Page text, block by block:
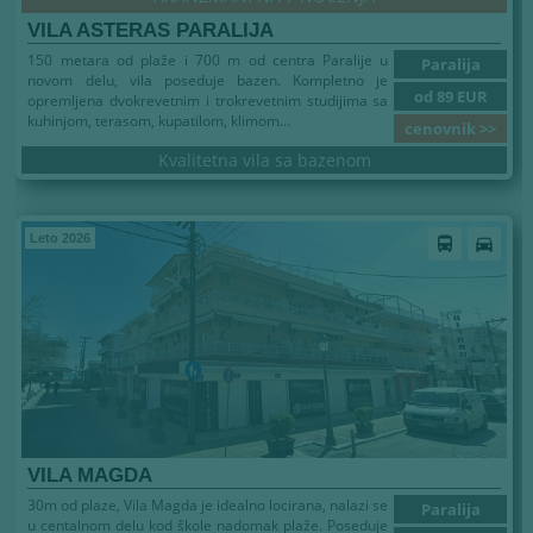
VILA ASTERAS PARALIJA
Paralija
od 89 EUR
cenovnik >>
150 metara od plaže i 700 m od centra Paralije u
novom delu, vila poseduje bazen. Kompletno je
opremljena dvokrevetnim i trokrevetnim studijima sa
kuhinjom, terasom, kupatilom, klimom...
Kvalitetna vila sa bazenom
Leto 2026 directions_bus directions_car
VILA MAGDA
Paralija
30m od plaze, Vila Magda je idealno locirana, nalazi se
u centalnom delu kod škole nadomak plaže. Poseduje